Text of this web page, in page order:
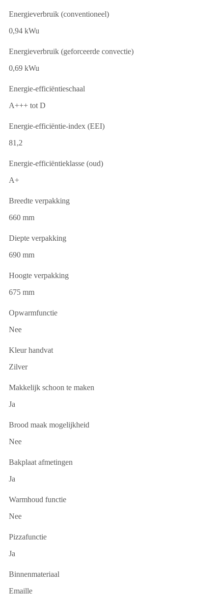
Energieverbruik (conventioneel)
0,94 kWu
Energieverbruik (geforceerde convectie)
0,69 kWu
Energie-efficiëntieschaal
A+++ tot D
Energie-efficiëntie-index (EEI)
81,2
Energie-efficiëntieklasse (oud)
A+
Breedte verpakking
660 mm
Diepte verpakking
690 mm
Hoogte verpakking
675 mm
Opwarmfunctie
Nee
Kleur handvat
Zilver
Makkelijk schoon te maken
Ja
Brood maak mogelijkheid
Nee
Bakplaat afmetingen
Ja
Warmhoud functie
Nee
Pizzafunctie
Ja
Binnenmateriaal
Emaille